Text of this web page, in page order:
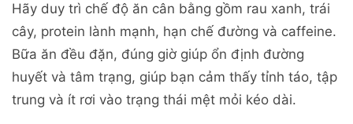
Hãy duy trì chế độ ăn cân bằng gồm rau xanh, trái
cây, protein lành mạnh, hạn chế đường và caffeine.
Bữa ăn đều đặn, đúng giờ giúp ổn định đường
huyết và tâm trạng, giúp bạn cảm thấy tỉnh táo, tập
trung và ít rơi vào trạng thái mệt mỏi kéo dài.